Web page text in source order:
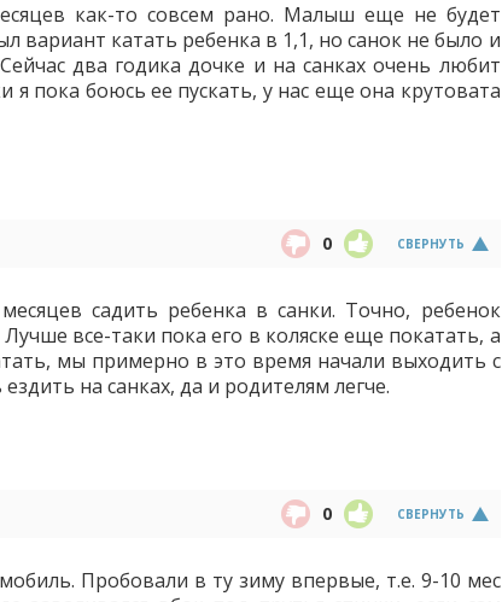
как-то совсем рано. Малыш еще не будет
вариант катать ребенка в 1,1, но санок не было и
два годика дочке и на санках очень любит
я пока боюсь ее пускать, у нас еще она крутовата
СВЕРНУТЬ
0
садить ребенка в санки. Точно, ребенок
все-таки пока его в коляске еще покатать, а
мы примерно в это время начали выходить с
на санках, да и родителям легче.
СВЕРНУТЬ
0
Пробовали в ту зиму впервые, т.е. 9-10 мес